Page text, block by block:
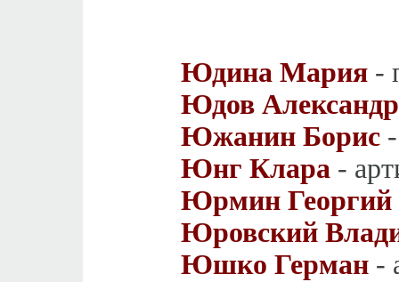
Юдина Мария -
Юдов Александр
Южанин Борис
Юнг Клара -
Юрмин Георгий
Юровский
Юшко Герман -